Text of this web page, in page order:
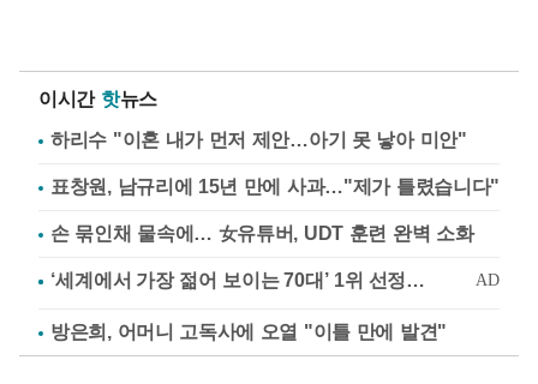
이시간 핫뉴스
하리수 "이혼 내가 먼저 제안…아기 못 낳아 미안"
표창원, 남규리에 15년 만에 사과…"제가 틀렸습니다"
손 묶인채 물속에… 女유튜버, UDT 훈련 완벽 소화
방은희, 어머니 고독사에 오열 "이틀 만에 발견"